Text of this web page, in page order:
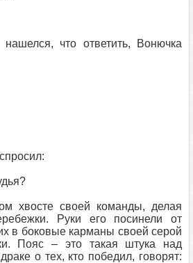
что ответить, Вонючка
хвосте своей команды, делая
Руки его посинели от
в боковые карманы своей серой
Пояс – это такая штука над
о тех, кто победил, говорят: